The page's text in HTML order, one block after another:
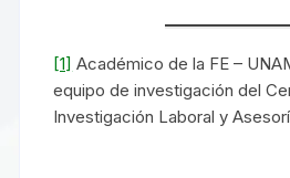
[1] Académico de la FE –
equipo de investigación del
Investigación Laboral y